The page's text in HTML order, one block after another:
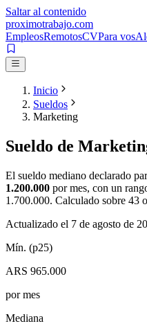
Saltar al contenido
proximotrabajo.com
EmpleosRemotosCVPara vos
Inicio
Sueldos
Marketing
Sueldo de
El sueldo mediano declarado
1.200.000 por mes, con un
1.700.000. Calculado sobre 43
Actualizado el 7 de agosto de
Mín. (p25)
ARS 965.000
por mes
Mediana